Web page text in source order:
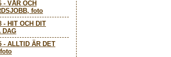
- VÅR OCH
foto
- HIT OCH DIT
DAG
- ALLTID ÄR DET